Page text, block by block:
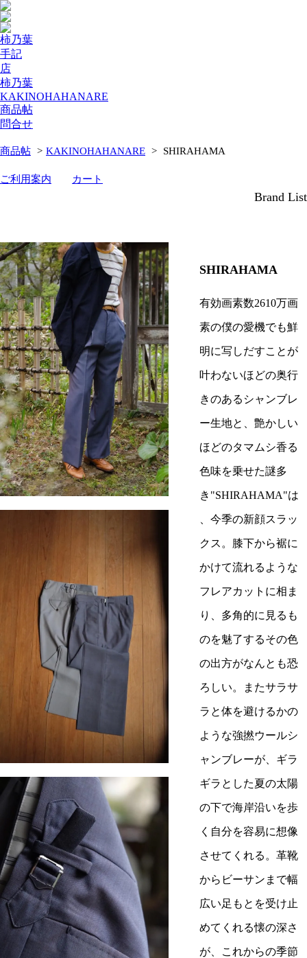
柿乃葉
手記
店
柿乃葉
KAKINOHAHANARE
商品帖
問合せ
商品帖 > KAKINOHAHANARE > SHIRAHAMA
ご利用案内 カート
Brand List
SHIRAHAMA
有効画素数2610万画
素の僕の愛機でも鮮
明に写しだすことが
叶わないほどの奥行
きのあるシャンブレ
ー生地と、艶かしい
ほどのタマムシ香る
色味を乗せた謎多
き"SHIRAHAMA"は
、今季の新顔スラッ
クス。膝下から裾に
かけて流れるような
フレアカットに相ま
り、多角的に見るも
のを魅了するその色
の出方がなんとも恐
ろしい。またサラサ
ラと体を避けるかの
ような強撚ウールシ
ャンブレーが、ギラ
ギラとした夏の太陽
の下で海岸沿いを歩
く自分を容易に想像
させてくれる。革靴
からビーサンまで幅
広い足もとを受け止
めてくれる懐の深さ
が、これからの季節